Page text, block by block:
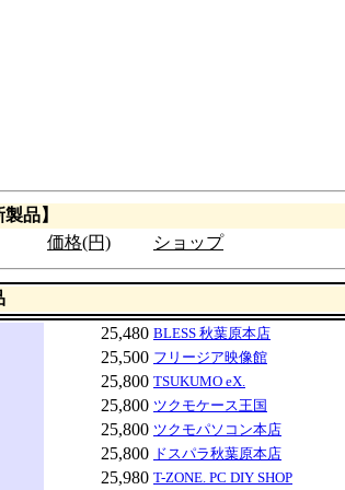
品】
価格(円) ショップ
25,480 BLESS 秋葉原本店
25,500 フリージア映像館
25,800 TSUKUMO eX.
25,800 ツクモケース王国
25,800 ツクモパソコン本店
25,800 ドスパラ秋葉原本店
25,980 T-ZONE. PC DIY SHOP